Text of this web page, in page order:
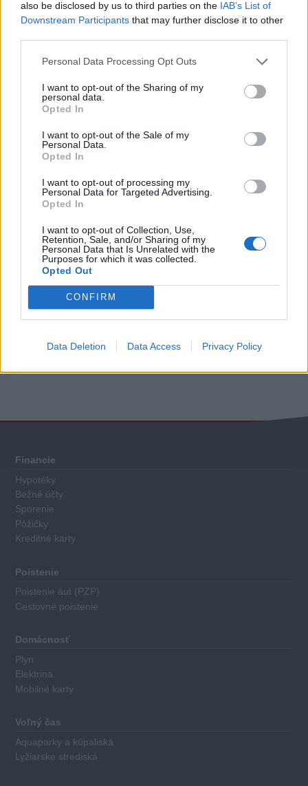
also be disclosed by us to third parties on the IAB’s List of
Downstream Participants that may further disclose it to other
Personal Data Processing Opt Outs
I want to opt-out of the Sharing of my
personal data.
Opted In
I want to opt-out of the Sale of my
Personal Data.
Opted In
I want to opt-out of processing my
Personal Data for Targeted Advertising.
Opted In
I want to opt-out of Collection, Use,
Retention, Sale, and/or Sharing of my
Personal Data that Is Unrelated with the
Purposes for which it was collected.
Opted Out
CONFIRM
Data Deletion Data Access Privacy Policy
hodnotenie
Každý
sporiaci
finančný
produkt
má
priradené
za
nasledovné
kritéria:
výška
počiatočného
vkladu
Dĺžka
Financie
Hypotéky
Bežné účty
Sporenie
Pôžičky
Kreditné karty
Poistenie
Poistenie áut (PZP)
Cestovné poistenie
Domácnosť
Plyn
Elektrina
Mobilné karty
Voľný čas
Aquaparky a kúpaliská
Lyžiarske strediská